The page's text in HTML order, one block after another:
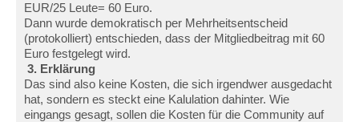
EUR/25 Leute= 60 Euro.
Dann wurde demokratisch per Mehrheitsentscheid
(protokolliert) entschieden, dass der Mitgliedbeitrag mit 60
Euro festgelegt wird.
3. Erklärung
Das sind also keine Kosten, die sich irgendwer ausgedacht
hat, sondern es steckt eine Kalulation dahinter. Wie
eingangs gesagt, sollen die Kosten für die Community auf